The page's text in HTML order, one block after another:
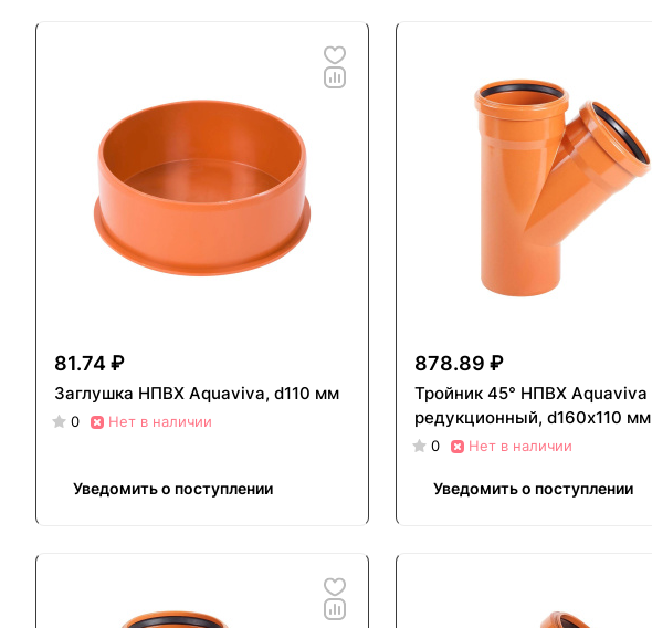
81.74 ₽
Заглушка НПВХ Aquaviva, d110 мм
0 Нет в наличии
Уведомить о поступлении
878.89 ₽
Тройник 45° НПВХ Aquaviva
редукционный, d160х110 мм
0 Нет в наличии
Уведомить о поступлении